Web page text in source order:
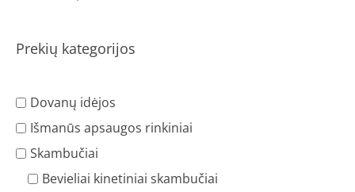
Prekių kategorijos
Dovanų idėjos
Išmanūs apsaugos rinkiniai
Skambučiai
Bevieliai kinetiniai skambučiai